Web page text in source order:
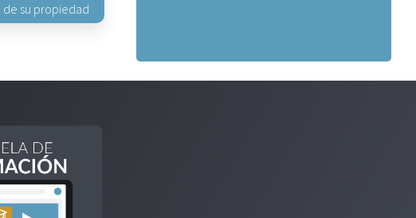
su propiedad